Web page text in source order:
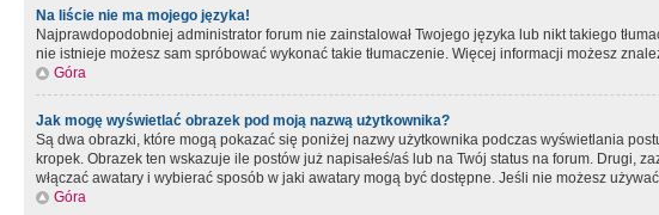
Na liście nie ma mojego języka!
Najprawdopodobniej administrator forum nie zainstalował Twojego języka lub nikt takiego
nie istnieje możesz sam spróbować wykonać takie tłumaczenie. Więcej informacji możesz
Góra
Jak mogę wyświetlać obrazek pod moją nazwą użytkownika?
Są dwa obrazki, które mogą pokazać się poniżej nazwy użytkownika podczas wyświetlania
kropek. Obrazek ten wskazuje ile postów już napisałeś/aś lub na Twój status na forum. Drugi,
włączać awatary i wybierać sposób w jaki awatary mogą być dostępne. Jeśli nie możesz
Góra